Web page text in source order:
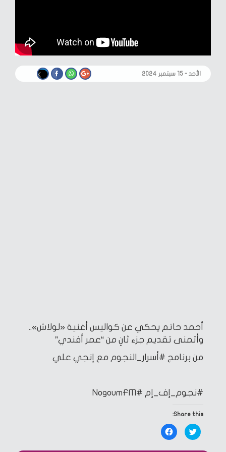
الأحد - ١٥ سبتمبر ٢٠٢٤
أحمد حاتم يحكي عن كواليس أغنية «لولاش»..
وأتمنى تقديم جزء ثانِ من “عمر أفندي”
من برنامج #أسرار_النجوم مع إنجي علي
#نجوم_إف_إم #NogoumFM
Share this:
Click
to
share
Click
to